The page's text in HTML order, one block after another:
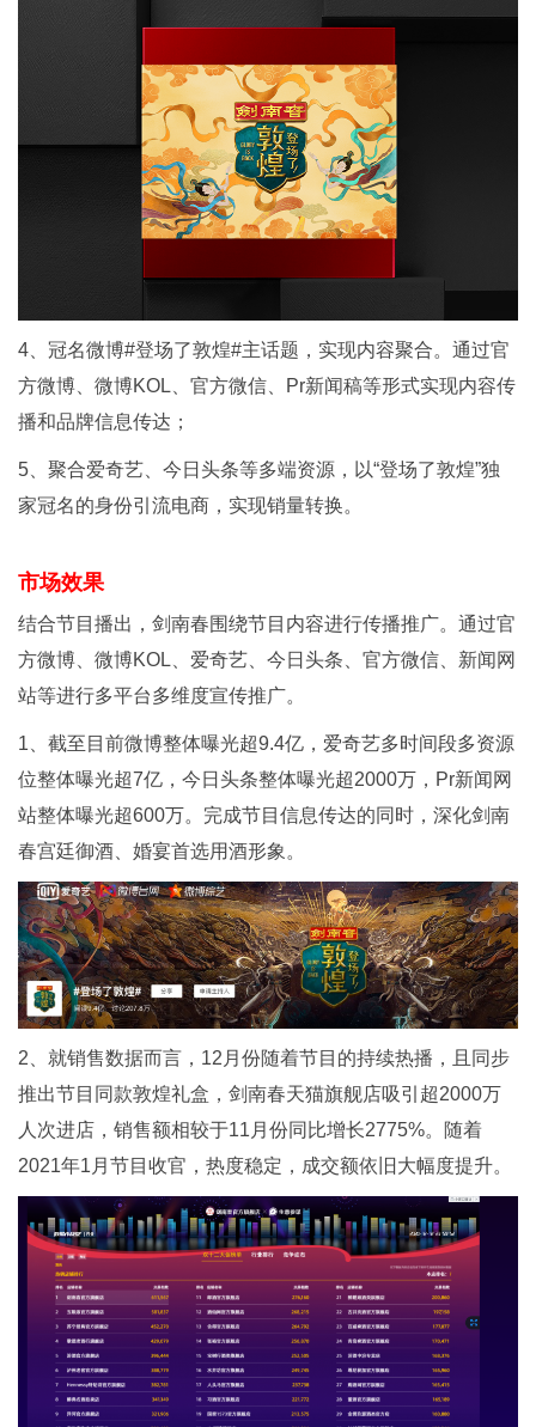
4、冠名微博#登场了敦煌#主话题，实现内容聚合。通过官
方微博、微博KOL、官方微信、Pr新闻稿等形式实现内容传
播和品牌信息传达；
5、聚合爱奇艺、今日头条等多端资源，以“登场了敦煌”独
家冠名的身份引流电商，实现销量转换。
市场效果
结合节目播出，剑南春围绕节目内容进行传播推广。通过官
方微博、微博KOL、爱奇艺、今日头条、官方微信、新闻网
站等进行多平台多维度宣传推广。
1、截至目前微博整体曝光超9.4亿，爱奇艺多时间段多资源
位整体曝光超7亿，今日头条整体曝光超2000万，Pr新闻网
站整体曝光超600万。完成节目信息传达的同时，深化剑南
春宫廷御酒、婚宴首选用酒形象。
2、就销售数据而言，12月份随着节目的持续热播，且同步
推出节目同款敦煌礼盒，剑南春天猫旗舰店吸引超2000万
人次进店，销售额相较于11月份同比增长2775%。随着
2021年1月节目收官，热度稳定，成交额依旧大幅度提升。